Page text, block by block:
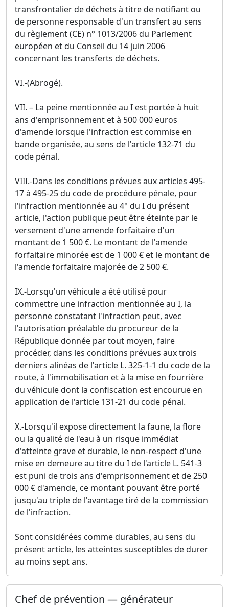
transfrontalier de déchets à titre de notifiant ou
de personne responsable d'un transfert au sens
du règlement (CE) n° 1013/2006 du Parlement
européen et du Conseil du 14 juin 2006
concernant les transferts de déchets.
VI.-(Abrogé).
VII. – La peine mentionnée au I est portée à huit
ans d'emprisonnement et à 500 000 euros
d'amende lorsque l'infraction est commise en
bande organisée, au sens de l'article 132-71 du
code pénal.
VIII.-Dans les conditions prévues aux articles 495-
17 à 495-25 du code de procédure pénale, pour
l'infraction mentionnée au 4° du I du présent
article, l'action publique peut être éteinte par le
versement d'une amende forfaitaire d'un
montant de 1 500 €. Le montant de l'amende
forfaitaire minorée est de 1 000 € et le montant de
l'amende forfaitaire majorée de 2 500 €.
IX.-Lorsqu'un véhicule a été utilisé pour
commettre une infraction mentionnée au I, la
personne constatant l'infraction peut, avec
l'autorisation préalable du procureur de la
République donnée par tout moyen, faire
procéder, dans les conditions prévues aux trois
derniers alinéas de l'article L. 325-1-1 du code de la
route, à l'immobilisation et à la mise en fourrière
du véhicule dont la confiscation est encourue en
application de l'article 131-21 du code pénal.
X.-Lorsqu'il expose directement la faune, la flore
ou la qualité de l'eau à un risque immédiat
d'atteinte grave et durable, le non-respect d'une
mise en demeure au titre du I de l'article L. 541-3
est puni de trois ans d'emprisonnement et de 250
000 € d'amende, ce montant pouvant être porté
jusqu'au triple de l'avantage tiré de la commission
de l'infraction.
Sont considérées comme durables, au sens du
présent article, les atteintes susceptibles de durer
au moins sept ans.
Chef de prévention — générateur